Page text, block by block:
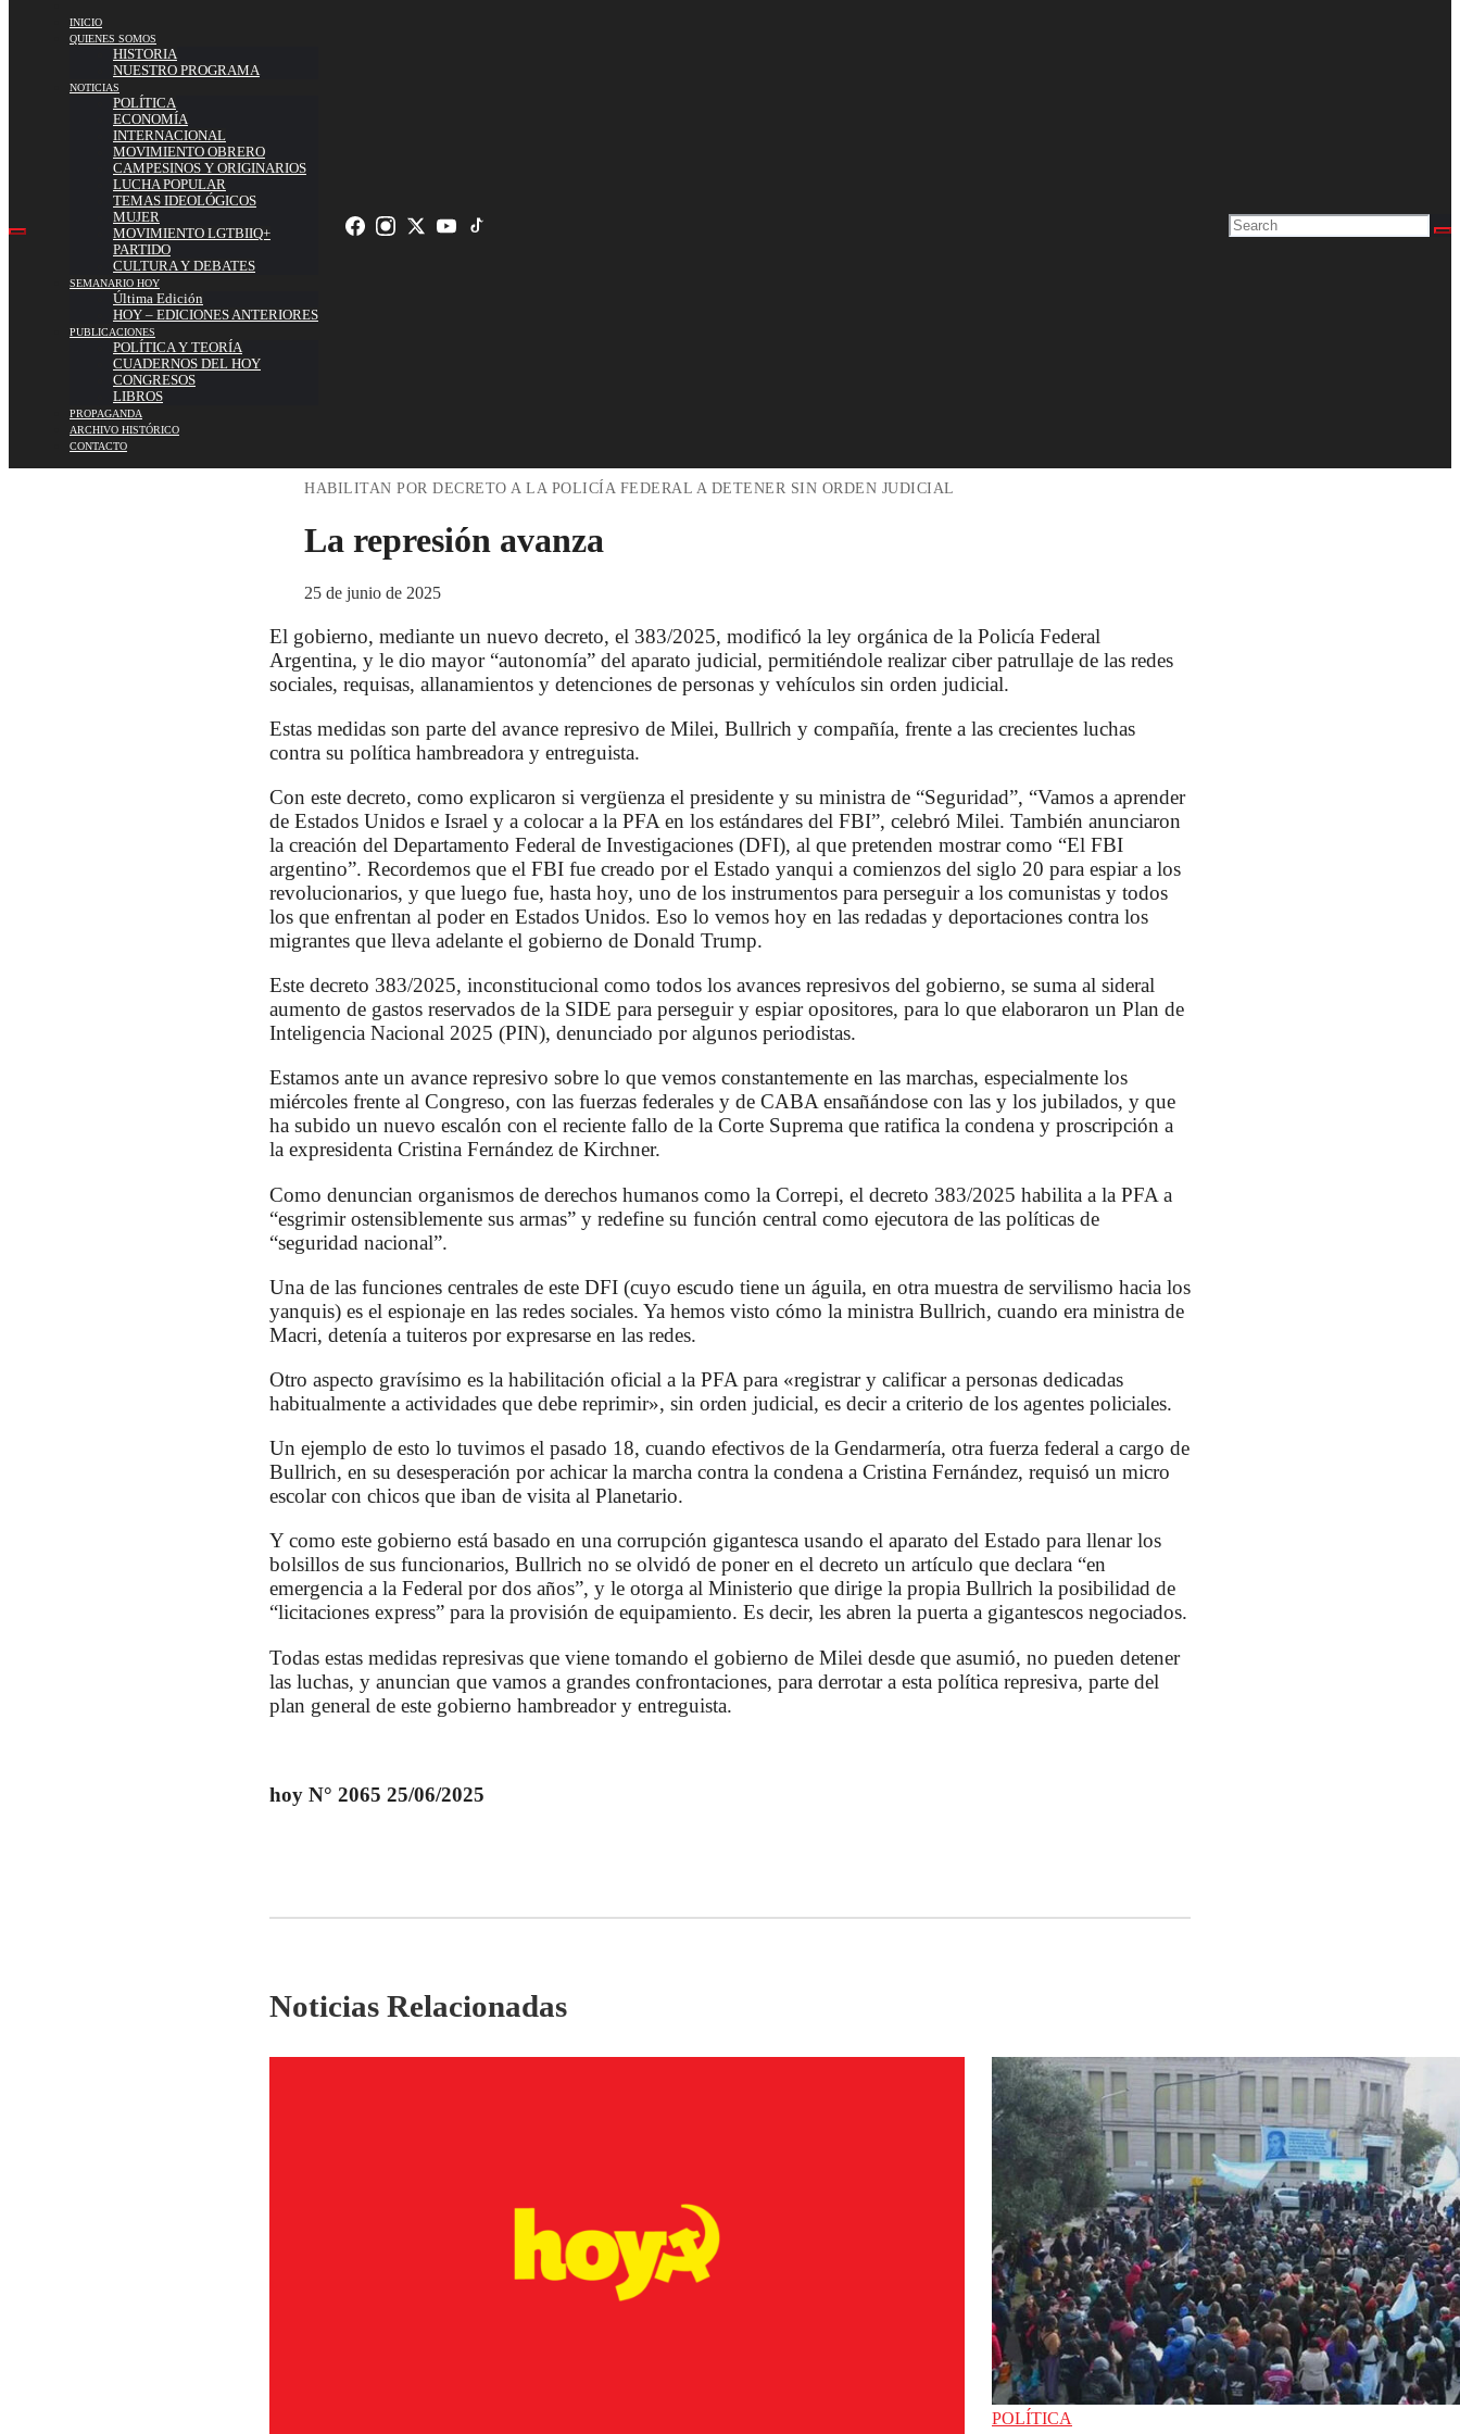
INICIO
QUIENES SOMOS
HISTORIA
NUESTRO PROGRAMA
NOTICIAS
POLÍTICA
ECONOMÍA
INTERNACIONAL
MOVIMIENTO OBRERO
CAMPESINOS Y ORIGINARIOS
LUCHA POPULAR
TEMAS IDEOLÓGICOS
MUJER
MOVIMIENTO LGTBIIQ+
PARTIDO
CULTURA Y DEBATES
SEMANARIO HOY
Última Edición
HOY – EDICIONES ANTERIORES
PUBLICACIONES
POLÍTICA Y TEORÍA
CUADERNOS DEL HOY
CONGRESOS
LIBROS
PROPAGANDA
ARCHIVO HISTÓRICO
CONTACTO
HABILITAN POR DECRETO A LA POLICÍA FEDERAL A DETENER SIN ORDEN JUDICIAL
La represión avanza
25 de junio de 2025
El gobierno, mediante un nuevo decreto, el 383/2025, modificó la ley orgánica de la Policía Federal
Argentina, y le dio mayor “autonomía” del aparato judicial, permitiéndole realizar ciber patrullaje de las redes
sociales, requisas, allanamientos y detenciones de personas y vehículos sin orden judicial.
Estas medidas son parte del avance represivo de Milei, Bullrich y compañía, frente a las crecientes luchas
contra su política hambreadora y entreguista.
Con este decreto, como explicaron si vergüenza el presidente y su ministra de “Seguridad”, “Vamos a aprender
de Estados Unidos e Israel y a colocar a la PFA en los estándares del FBI”, celebró Milei. También anunciaron
la creación del Departamento Federal de Investigaciones (DFI), al que pretenden mostrar como “El FBI
argentino”. Recordemos que el FBI fue creado por el Estado yanqui a comienzos del siglo 20 para espiar a los
revolucionarios, y que luego fue, hasta hoy, uno de los instrumentos para perseguir a los comunistas y todos
los que enfrentan al poder en Estados Unidos. Eso lo vemos hoy en las redadas y deportaciones contra los
migrantes que lleva adelante el gobierno de Donald Trump.
Este decreto 383/2025, inconstitucional como todos los avances represivos del gobierno, se suma al sideral
aumento de gastos reservados de la SIDE para perseguir y espiar opositores, para lo que elaboraron un Plan de
Inteligencia Nacional 2025 (PIN), denunciado por algunos periodistas.
Estamos ante un avance represivo sobre lo que vemos constantemente en las marchas, especialmente los
miércoles frente al Congreso, con las fuerzas federales y de CABA ensañándose con las y los jubilados, y que
ha subido un nuevo escalón con el reciente fallo de la Corte Suprema que ratifica la condena y proscripción a
la expresidenta Cristina Fernández de Kirchner.
Como denuncian organismos de derechos humanos como la Correpi, el decreto 383/2025 habilita a la PFA a
“esgrimir ostensiblemente sus armas” y redefine su función central como ejecutora de las políticas de
“seguridad nacional”.
Una de las funciones centrales de este DFI (cuyo escudo tiene un águila, en otra muestra de servilismo hacia los
yanquis) es el espionaje en las redes sociales. Ya hemos visto cómo la ministra Bullrich, cuando era ministra de
Macri, detenía a tuiteros por expresarse en las redes.
Otro aspecto gravísimo es la habilitación oficial a la PFA para «registrar y calificar a personas dedicadas
habitualmente a actividades que debe reprimir», sin orden judicial, es decir a criterio de los agentes policiales.
Un ejemplo de esto lo tuvimos el pasado 18, cuando efectivos de la Gendarmería, otra fuerza federal a cargo de
Bullrich, en su desesperación por achicar la marcha contra la condena a Cristina Fernández, requisó un micro
escolar con chicos que iban de visita al Planetario.
Y como este gobierno está basado en una corrupción gigantesca usando el aparato del Estado para llenar los
bolsillos de sus funcionarios, Bullrich no se olvidó de poner en el decreto un artículo que declara “en
emergencia a la Federal por dos años”, y le otorga al Ministerio que dirige la propia Bullrich la posibilidad de
“licitaciones express” para la provisión de equipamiento. Es decir, les abren la puerta a gigantescos negociados.
Todas estas medidas represivas que viene tomando el gobierno de Milei desde que asumió, no pueden detener
las luchas, y anuncian que vamos a grandes confrontaciones, para derrotar a esta política represiva, parte del
plan general de este gobierno hambreador y entreguista.
hoy N° 2065 25/06/2025
Noticias Relacionadas
POLÍTICA